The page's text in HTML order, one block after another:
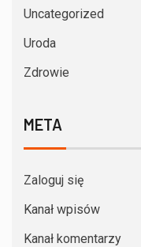
Uncategorized
Uroda
Zdrowie
META
Zaloguj się
Kanał wpisów
Kanał komentarzy